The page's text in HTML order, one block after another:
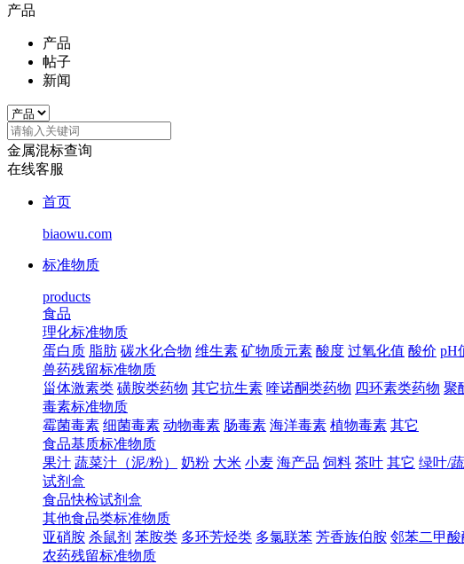
产品
产品
帖子
新闻
金属混标查询
在线客服
首页
biaowu.com
标准物质
products
食品
理化标准物质
蛋白质 脂肪 碳水化合物 维生素 矿物质元素 酸度 过氧化值 酸价 pH
兽药残留标准物质
甾体激素类 磺胺类药物 其它抗生素 喹诺酮类药物 四环素类药物 聚
毒素标准物质
霉菌毒素 细菌毒素 动物毒素 肠毒素 海洋毒素 植物毒素 其它
食品基质标准物质
果汁 蔬菜汁（泥/粉） 奶粉 大米 小麦 海产品 饲料 茶叶 其它 绿叶/
试剂盒
食品快检试剂盒
其他食品类标准物质
亚硝胺 杀鼠剂 苯胺类 多环芳烃类 多氯联苯 芳香族伯胺 邻苯二甲
农药残留标准物质